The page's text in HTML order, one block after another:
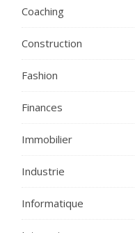
Coaching
Construction
Fashion
Finances
Immobilier
Industrie
Informatique